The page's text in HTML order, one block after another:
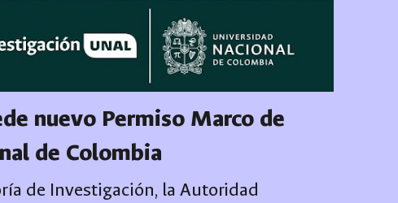
nuevo Permiso Marco de
de Colombia
de Investigación, la Autoridad